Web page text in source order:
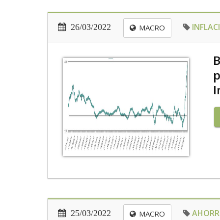
26/03/2022 MACRO
25/03/2022 MACRO